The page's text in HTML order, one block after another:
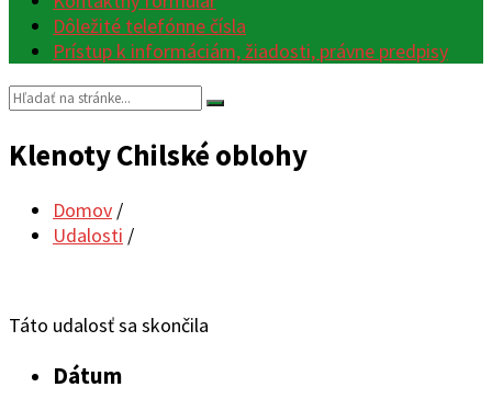
Dôležité telefónne čísla
Prístup k informáciám, žiadosti, právne predpisy
Vyhľadávanie:
Klenoty Chilské oblohy
Domov /
Udalosti /
Táto udalosť sa skončila
Dátum